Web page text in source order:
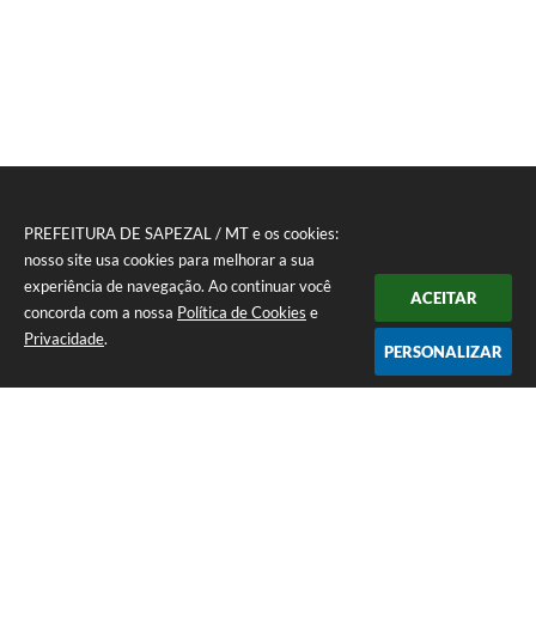
PREFEITURA DE SAPEZAL / MT e os cookies:
nosso site usa cookies para melhorar a sua
experiência de navegação. Ao continuar você
concorda com a nossa Política de Cookies e
Privacidade.
ACEITAR
PERSONALIZAR